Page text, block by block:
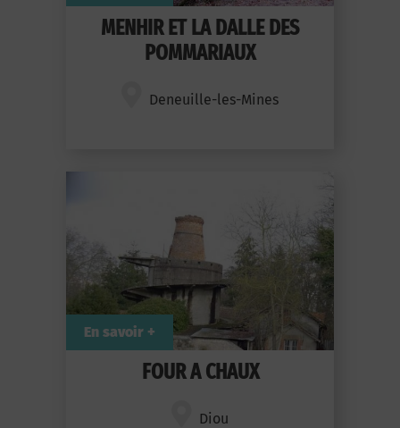
MENHIR ET LA DALLE DES
POMMARIAUX
Deneuille-les-Mines
FOUR A CHAUX
Diou
En savoir +